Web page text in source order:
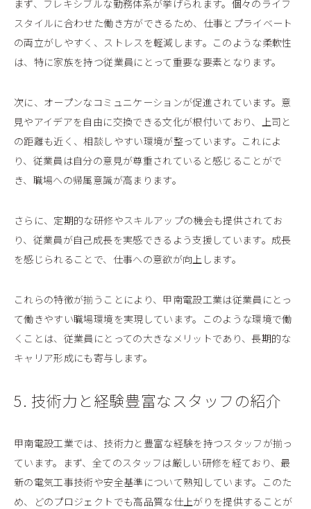
まず、フレキシブルな勤務体系が挙げられます。個々のライフ
スタイルに合わせた働き方ができるため、仕事とプライベート
の両立がしやすく、ストレスを軽減します。このような柔軟性
は、特に家族を持つ従業員にとって重要な要素となります。
次に、オープンなコミュニケーションが促進されています。意
見やアイデアを自由に交換できる文化が根付いており、上司と
の距離も近く、相談しやすい環境が整っています。これによ
り、従業員は自分の意見が尊重されていると感じることがで
き、職場への帰属意識が高まります。
さらに、定期的な研修やスキルアップの機会も提供されてお
り、従業員が自己成長を実感できるよう支援しています。成長
を感じられることで、仕事への意欲が向上します。
これらの特徴が揃うことにより、甲南電設工業は従業員にとっ
て働きやすい職場環境を実現しています。このような環境で働
くことは、従業員にとっての大きなメリットであり、長期的な
キャリア形成にも寄与します。
5. 技術力と経験豊富なスタッフの紹介
甲南電設工業では、技術力と豊富な経験を持つスタッフが揃っ
ています。まず、全てのスタッフは厳しい研修を経ており、最
新の電気工事技術や安全基準について熟知しています。このた
め、どのプロジェクトでも高品質な仕上がりを提供することが